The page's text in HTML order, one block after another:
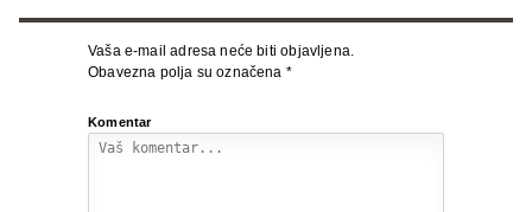
Vaša e-mail adresa neće biti objavljena.
Obavezna polja su označena *
Komentar